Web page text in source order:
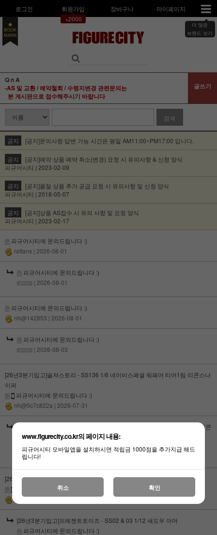
로그인
회원가입
+2000
장바구니 마이페이지
더 많은
브랜드 보기
BOOK
MARK
Q n A
글쓰기
-AS 및 교환 / 예약철회 / 수령지변경 관련문의는
본 게시판으로 접수해주시기 바랍니다
검색
공지 [공지]문의사항 답변 가능 시간은 평일 AM11:00~PM17:00 입니다.
공지
[공지]예약 상품 예약 취소(변경) 요청 시 유의사항 & 신청 양식
피규어시티 | 2023-02-09
공지
[공지]품절 상품 추가 공급 요청 시 유의사항 및 신청 양식
피규어시티 | 2018-05-07
공지
[공지]상품 AS접수 시 유의 사항 및 요청 양식
피규어시티 | 2023-02-17
피규어시티에 문의드립니다 :)
rattans | 2026-08-01
피규어시티에 문의드립니다 :)
| 2026-08-01
피규어시티에 문의드립니다 :)
nh@142853 | 2026-08-01
피규어시티에 문의드립니다 :)
| 2026-08-03
[26년3분기입고]솔져스토리 - SS136 1/6 네이비스페셜 워페어 티어1팀 리콘스나
이퍼
피규어시티에 문의드립니다 :)
nh@5c7c822a | 2026-07-31
[26년3분기입고]솔져스토리 - SS136 1/6 네이비스페셜 워페어 티어1팀 리콘
스나이퍼
피규어시티에 문의드립니다 :)
| 2026-07-31
[26년3분기입고]프레젠트토이즈 - SS02 & 03 1/12 섀도우 아머
피규어시티에 문의드립니다 :)
nh@5c7c822a| 2026-07-31
[26년3분기입고]프레젠트토이즈 - SS02 & 03 1/12 섀도우 아머
피규어시티에 문의드립니다 :)
www.figurecity.co.kr의 페이지 내용:
피규어시티 모바일앱을 설치하시면 적립금 1000점을 추가지급 해드
립니다!
취소 확인